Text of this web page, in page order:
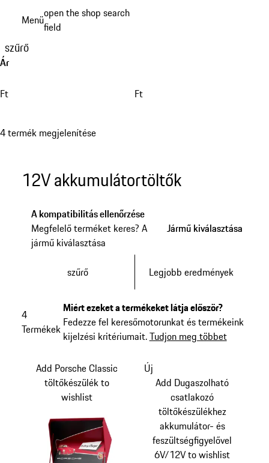
tartalomra
Menüopen the shop search
field
szűrő
Ár
Ft Ft
4 termék megjelenítése
12V akkumulátortöltők
A kompatibilitás ellenőrzése
Megfelelő terméket keres? A
jármű kiválasztása
Jármű kiválasztása
Jármű kiválasztása
szűrő Legjobb eredmények
4
Termékek
Miért ezeket a termékeket látja először?
Fedezze fel keresőmotorunkat és termékeink
kijelzési kritériumait.Tudjon meg többet
Add Porsche Classic
töltőkészülék to
wishlist
Új
Add Dugaszolható
csatlakozó
töltőkészülékhez
akkumulátor- és
feszültségfigyelővel
6V/12V to wishlist